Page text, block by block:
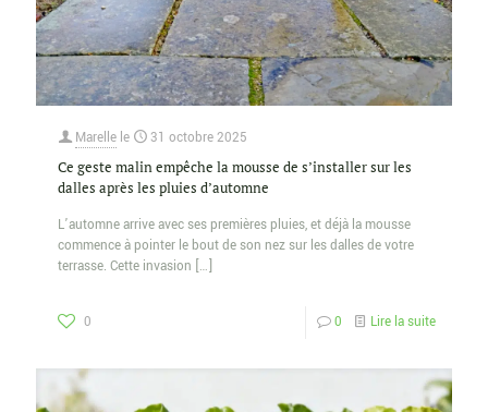
Marelle le 31 octobre 2025
Ce geste malin empêche la mousse de s’installer sur les
dalles après les pluies d’automne
L’automne arrive avec ses premières pluies, et déjà la mousse
commence à pointer le bout de son nez sur les dalles de votre
terrasse. Cette invasion […]
0 0 Lire la suite